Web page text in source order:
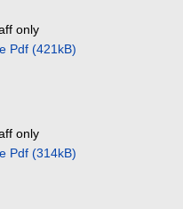
only
Pdf (421kB)
only
Pdf (314kB)